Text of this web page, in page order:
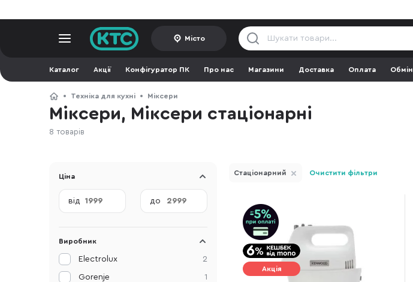
Місто
Каталог Акції Конфігуратор ПК Про нас Магазини Доставка Оплата Обмін
Техніка для кухні Міксери
Міксери, Міксери стаціонарні
8 товарів
Стаціонарний Очистити фільтри
Акція
Ціна
від до
Виробник
2
Electrolux
1
Gorenje